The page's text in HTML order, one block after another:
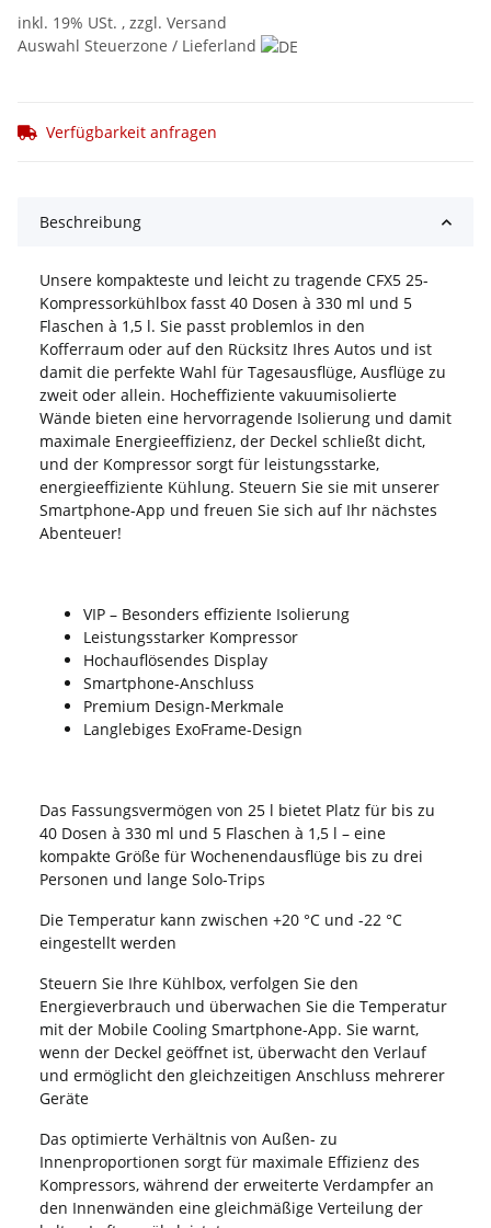
inkl. 19% USt. , zzgl. Versand
Auswahl Steuerzone / Lieferland
Verfügbarkeit anfragen
Beschreibung
Unsere kompakteste und leicht zu tragende CFX5 25-
Kompressorkühlbox fasst 40 Dosen à 330 ml und 5
Flaschen à 1,5 l. Sie passt problemlos in den
Kofferraum oder auf den Rücksitz Ihres Autos und ist
damit die perfekte Wahl für Tagesausflüge, Ausflüge zu
zweit oder allein. Hocheffiziente vakuumisolierte
Wände bieten eine hervorragende Isolierung und damit
maximale Energieeffizienz, der Deckel schließt dicht,
und der Kompressor sorgt für leistungsstarke,
energieeffiziente Kühlung. Steuern Sie sie mit unserer
Smartphone-App und freuen Sie sich auf Ihr nächstes
Abenteuer!
VIP – Besonders effiziente Isolierung
Leistungsstarker Kompressor
Hochauflösendes Display
Smartphone-Anschluss
Premium Design-Merkmale
Langlebiges ExoFrame-Design
Das Fassungsvermögen von 25 l bietet Platz für bis zu
40 Dosen à 330 ml und 5 Flaschen à 1,5 l – eine
kompakte Größe für Wochenendausflüge bis zu drei
Personen und lange Solo-Trips
Die Temperatur kann zwischen +20 °C und -22 °C
eingestellt werden
Steuern Sie Ihre Kühlbox, verfolgen Sie den
Energieverbrauch und überwachen Sie die Temperatur
mit der Mobile Cooling Smartphone-App. Sie warnt,
wenn der Deckel geöffnet ist, überwacht den Verlauf
und ermöglicht den gleichzeitigen Anschluss mehrerer
Geräte
Das optimierte Verhältnis von Außen- zu
Innenproportionen sorgt für maximale Effizienz des
Kompressors, während der erweiterte Verdampfer an
den Innenwänden eine gleichmäßige Verteilung der